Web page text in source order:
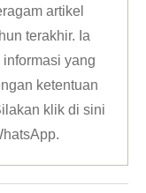
artikel
terakhir. Ia
yang
ketentuan
klikdi sini
.